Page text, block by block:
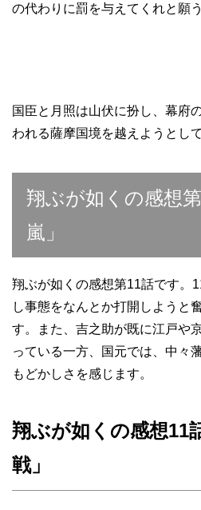
の代わりに罰を与えてくれと願う
国臣と月照は山伏に扮し、幕府
われる薩摩国境を越えようとして
翔ぶが如くの感想
嵐」
翔ぶが如くの感想第11話です。
し事態をなんとか打開しようと
す。また、吉之助が既に江戸や
っている一方、国元では、中々
もどかしさを感じます。
翔ぶが如くの感想11
戦」